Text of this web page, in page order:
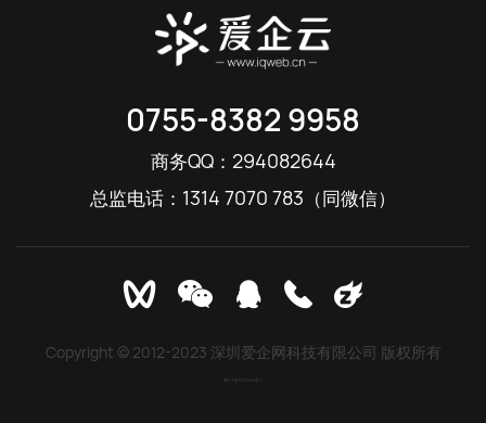
0755-8382 9958
商务QQ： 294082644
总监电话： 1314 7070 783 （同微信）
Copyright © 2012-2023 深圳爱企网科技有限公司 版权所有
粤ICP备12029464号-4